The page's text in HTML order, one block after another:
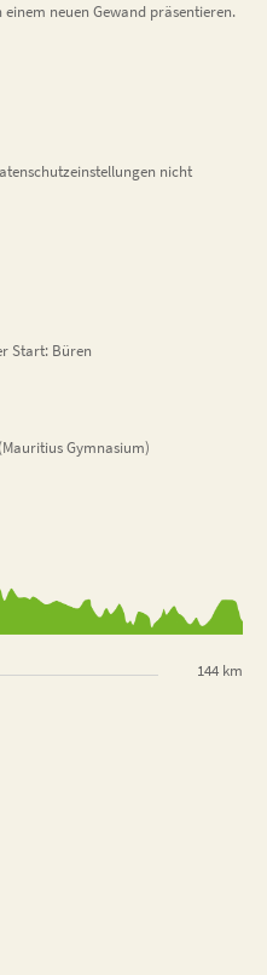
neuen Gewand präsentieren.
nicht
Start: Büren
Gymnasium)
144 km